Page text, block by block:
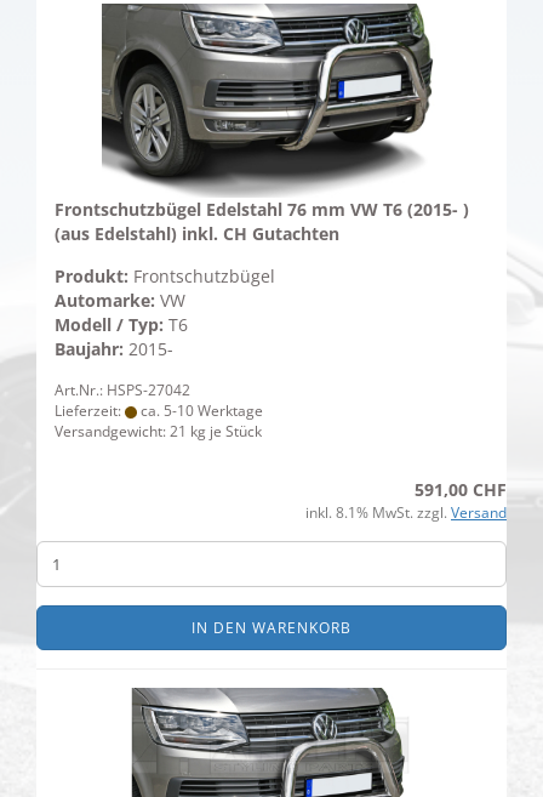
Frontschutzbügel Edelstahl 76 mm VW T6 (2015- )
(aus Edelstahl) inkl. CH Gutachten
Produkt: Frontschutzbügel
Automarke: VW
Modell / Typ: T6
Baujahr: 2015-
Art.Nr.: HSPS-27042
Lieferzeit:
ca. 5-10 Werktage
Versandgewicht:21 kg je Stück
591,00 CHF
inkl. 8.1% MwSt. zzgl. Versand
IN DEN WARENKORB